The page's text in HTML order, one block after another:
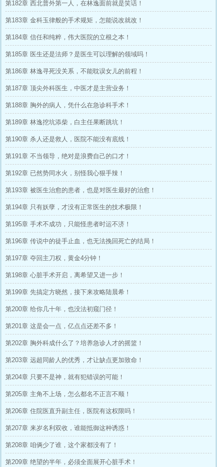
第182章 西北普外第一人，在林逸面前就是笑话！
第183章 金科玉律般的手术规矩，怎能说改就改！
第184章 信任和纯粹，伟大医院的立根之本！
第185章 医生还是法师？是医生可以理解的领域吗！
第186章 林逸寻死没关系，不能耽误女儿的前程！
第187章 顶尖外科医生，中医才是主营业务！
第188章 胸外的病人，凭什么在急诊科手术！
第189章 林逸挖坑添柴，白主任果断跳坑！
第190章 杀人还是救人，医院不能没有底线！
第191章 不当领导，绝对是浪费自己的口才！
第192章 已然势同水火，别怪我心狠手辣！
第193章 被医生治愈的患者，也是对医生最好的治愈！
第194章 只有妖孽，才没有正常医生的技术极限！
第195章 手术不成功，只能怪患者时运不济！
第196章 传说中的徒手止血，也无法挽回死亡的结局！
第197章 夺回主刀权，黄金4分钟！
第198章 心脏手术开启，离希望又进一步！
第199章 先搞定方晓然，接下来攻略陆晨希！
第200章 给你几十年，也没法初窥门径！
第201章 这是会一点，亿点点还差不多！
第202章 胸外科成什么了？培养急诊人才的摇篮！
第203章 远超同龄人的优秀，才让缺点更加致命！
第204章 只要不是神，就有犯错误的可能！
第205章 主角不上场，怎么都名不正言不顺！
第206章 住院医直升副主任，医院有这权限吗！
第207章 来岁名利双收，谁能抵御这种诱惑！
第208章 咱俩少了谁，这个家都没有了！
第209章 绝望的半年，必须全面展开心脏手术！